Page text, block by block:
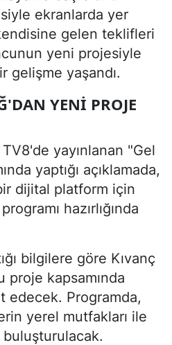
ekranlarda yer
gelen teklifleri
yeni projesiyle
gelişme yaşandı.
YENI PROJE
yayınlanan "Gel
yaptığı açıklamada,
dijital platform için
hazırlığında
bilgilere göre Kıvanç
proje kapsamında
edecek. Programda,
yerel mutfakları ile